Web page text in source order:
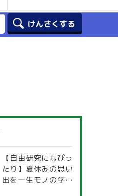
【自由研究にもぴっ
たり】夏休みの思い
出を一生モノの学び